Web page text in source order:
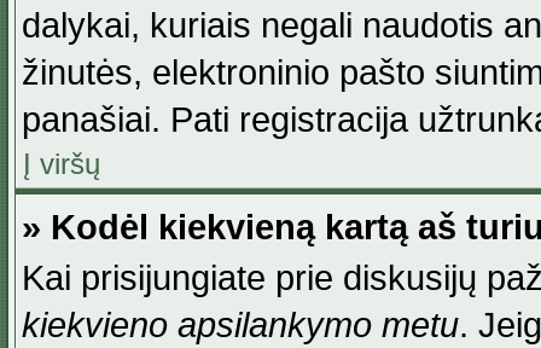
dalykai, kuriais negali naudotis
žinutės, elektroninio pašto
panašiai. Pati registracija
Į viršų
» Kodėl kiekvieną kartą aš
Kai prisijungiate prie diskusijų
kiekvieno apsilankymo metu.